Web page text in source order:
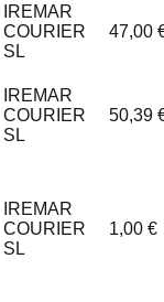
IREMAR
COURIER
SL
47,00
IREMAR
COURIER
SL
50,39
IREMAR
COURIER
SL
1,00 €